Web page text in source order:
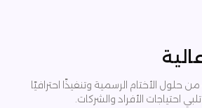
الأختام الرسمية وتنفيذًا احترافيًا
احتياجات الأفراد والشركات.